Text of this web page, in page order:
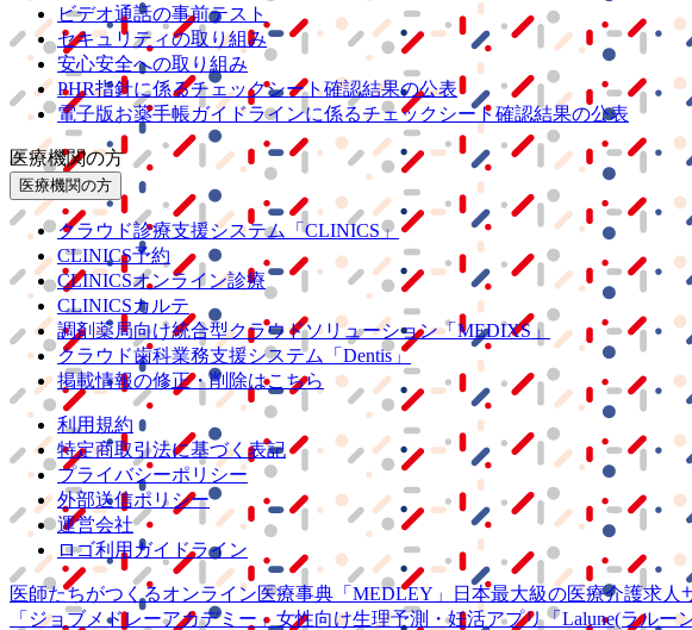
ビデオ通話の事前テスト
セキュリティの取り組み
安心安全への取り組み
PHR指針に係るチェックシート確認結果の公表
電子版お薬手帳ガイドラインに係るチェックシート確認結果の公表
医療機関の方
医療機関の方
クラウド診療支援システム
「CLINICS」
CLINICS予約
CLINICSオンライン診療
CLINICSカルテ
調剤薬局向け統合型クラウドソリューション「MEDIXS」
クラウド歯科業務支援システム
「Dentis」
掲載情報の修正・削除はこちら
利用規約
特定商取引法に基づく表記
プライバシーポリシー
外部送信ポリシー
運営会社
ロゴ利用ガイドライン
医師たちがつくるオンライン医療事典 「MEDLEY」 日本最大級の医療介護求人
「ジョブメドレーアカデミー」 女性向け生理予測・妊活アプリ「Lalune(ラルー